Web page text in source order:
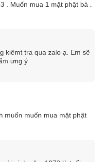
dây chuyền hình chữ T này
chữ T ở giữa, xung quanh
vòng tròn bằng vàng bản to
Phật Di Lặc
. Muốn mua 1 mặt phật bà .
kiêmt tra qua zalo ạ. Em sẽ
ưng ý
muốn muốn mua mặt phật